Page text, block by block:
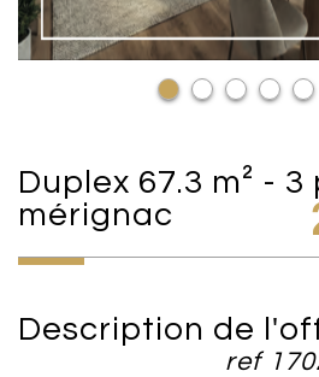
duplex 67.3 m² - 3 pièces -
mérignac
description de
ref